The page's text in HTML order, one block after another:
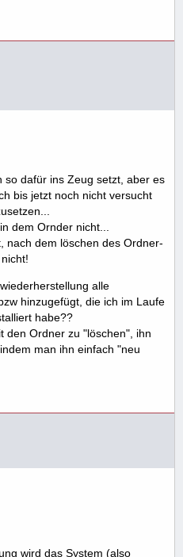
so dafür ins Zeug setzt, aber es
bis jetzt noch nicht versucht
dem Ornder nicht...
nach dem löschen des Ordner-
alle
hinzugefügt, die ich im Laufe
habe??
den Ordner zu "löschen", ihn
man ihn einfach "neu
wird das System (also